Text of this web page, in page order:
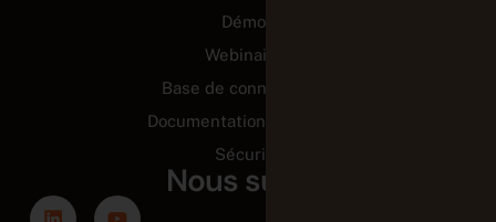
Démos
Webinaires
Base de connaissance
Documentation technique
Sécurité
Nous suivre